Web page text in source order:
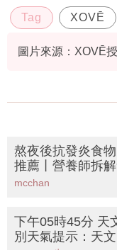
Tag XOVĒ
圖片來源：XOVĒ
熬夜後抗發炎食
推薦丨營養師拆
禁忌
mcchan
下午05時45分 天
別天氣提示：天